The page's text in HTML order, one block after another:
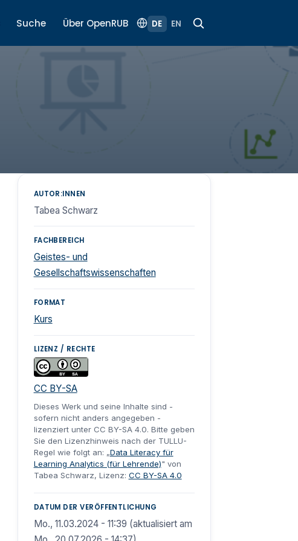
Suche Über OpenRUB DE EN
AUTOR:INNEN
Tabea Schwarz
FACHBEREICH
Geistes- und
Gesellschaftswissenschaften
FORMAT
Kurs
LIZENZ / RECHTE
CC BY-SA
Dieses Werk und seine Inhalte sind -
sofern nicht anders angegeben -
lizenziert unter CC BY-SA 4.0. Bitte geben
Sie den Lizenzhinweis nach der TULLU-
Regel wie folgt an: „Data Literacy für
Learning Analytics (für Lehrende)" von
Tabea Schwarz, Lizenz: CC BY-SA 4.0
DATUM DER VERÖFFENTLICHUNG
Mo., 11.03.2024 - 11:39 (aktualisiert am